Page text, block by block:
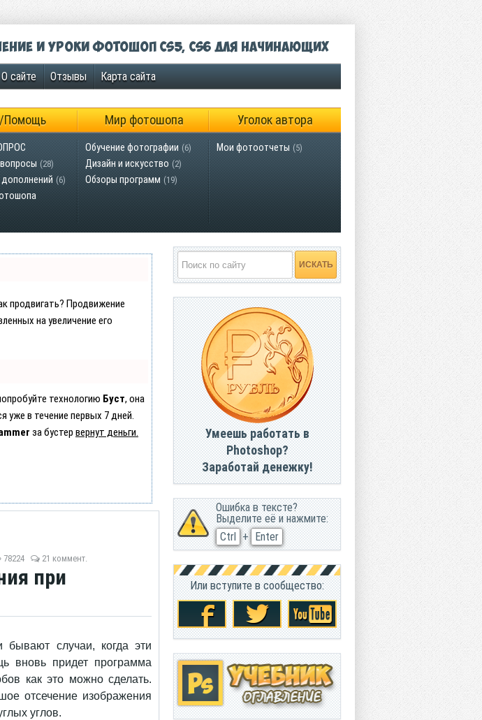
и уроки фотошоп CS5, CS6 для начинающих
О сайте Отзывы Карта сайта
Помощь Мир фотошопа Уголок автора
(28)
(6)
Обучение фотографии (6)
Дизайн и искусство (2)
Обзоры программ (19)
Мои фотоотчеты (5)
продвигать? Продвижение
на увеличение его
технологию Буст, она
уже в течение первых 7 дней.
за бустер вернут деньги.
78224 21 коммент.
при
случаи, когда эти
вновь придет программа
как это можно сделать.
отсечение изображения
углов.
Умеешь работать в
Photoshop?
Заработай денежку!
Ошибка в тексте?
Выделите её и нажмите:
Ctrl
+ Enter
Или вступите в сообщество: